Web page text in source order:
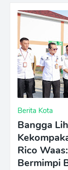
Berita Kota
Bangga
Rico
Bermimpi